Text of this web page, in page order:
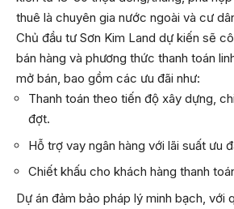
thuê là chuyên gia nước ngoài và cư
Chủ đầu tư Sơn Kim Land dự kiến sẽ
bán hàng và phương thức thanh toán
mở bán, bao gồm các ưu đãi như:
Thanh toán theo tiến độ xây dựng,
đợt.
Hỗ trợ vay ngân hàng với lãi suất ưu
Chiết khấu cho khách hàng thanh
Dự án đảm bảo pháp lý minh bạch, với